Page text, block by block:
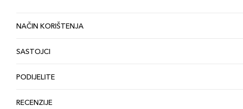
NAČIN KORIŠTENJA
SASTOJCI
PODIJELITE
RECENZIJE